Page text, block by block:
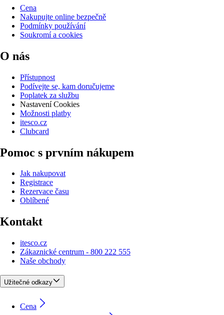
Cena
Nakupujte online bezpečně
Podmínky používání
Soukromí a cookies
O nás
Přístupnost
Podívejte se, kam doručujeme
Poplatek za službu
Nastavení Cookies
Možnosti platby
itesco.cz
Clubcard
Pomoc s prvním nákupem
Jak nakupovat
Registrace
Rezervace času
Oblíbené
Kontakt
itesco.cz
Zákaznické centrum - 800 222 555
Naše obchody
Užitečné odkazy
Cena